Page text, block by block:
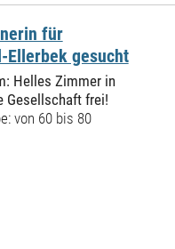
für
Ellerbek gesucht
Helles Zimmer in
Gesellschaft frei!
von 60 bis 80